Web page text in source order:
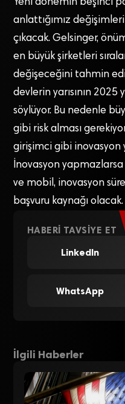
Yeni dönemin beşinci
anlattığımız
çıkacak. Gelsinger,
en büyük şirketleri
değişeceğini tahmin
devlerin yarısının 2025
söylüyor. Bu nedenle
gibi risk alması
girişimci gibi inovasyon
İnovasyon
ve mobil, inovasyon
başvuru kaynağı olacak.
HABERI TAVSIYE ET
LinkedIn
WhatsApp
İlgili Haberler